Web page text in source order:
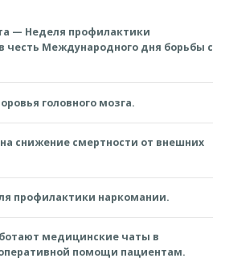
— Неделя профилактики
честь Международного дня борьбы с
головного мозга.
снижение смертности от внешних
профилактики наркомании.
медицинские чаты в
помощи пациентам.